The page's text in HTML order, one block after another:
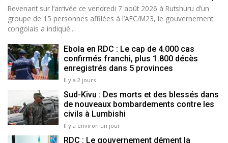
Revenant sur l’arrivée ce vendredi 7 août 2026 à Rutshuru d’un
groupe de 15 personnes affilées à l’AFC/M23, le gouvernement
congolais a indiqué...
Ebola en RDC : Le cap de 4.000 cas
confirmés franchi, plus 1.800 décès
enregistrés dans 5 provinces
Il y a 2 jours
Sud-Kivu : Des morts et des blessés dans
de nouveaux bombardements contre les
civils à Lumbishi
Il y a environ un jour
RDC : Le gouvernement dément la